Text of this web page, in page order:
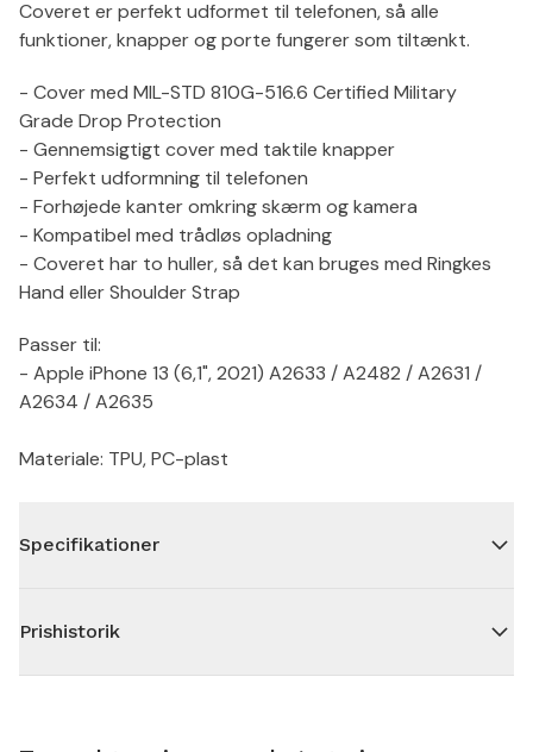
Coveret er perfekt udformet til telefonen, så alle
funktioner, knapper og porte fungerer som tiltænkt.
- Cover med MIL-STD 810G-516.6 Certified Military
Grade Drop Protection
- Gennemsigtigt cover med taktile knapper
- Perfekt udformning til telefonen
- Forhøjede kanter omkring skærm og kamera
- Kompatibel med trådløs opladning
- Coveret har to huller, så det kan bruges med Ringkes
Hand eller Shoulder Strap
Passer til:
- Apple iPhone 13 (6,1", 2021) A2633 / A2482 / A2631 /
A2634 / A2635
Materiale: TPU, PC-plast
Specifikationer
Prishistorik